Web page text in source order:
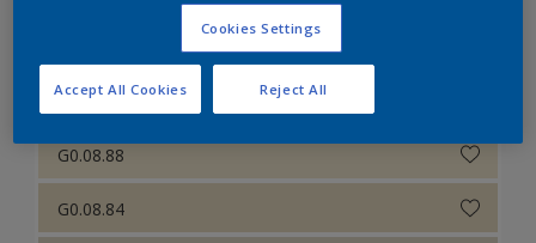
F6.09.86
G0.08.88
G0.08.84
Cookies Settings
Reject All
Accept All Cookies